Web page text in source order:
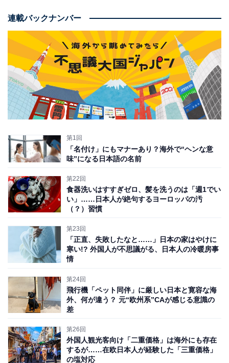
く、カロリーを抑えつつ味わいや食感を存分に楽しめる
ものが豊富に見受けられます。
こと上生菓子に関しては、季節の風物を美しい色彩とフ
ォルムで見事に表現するさまが、まさに洗練の極致。ヨ
ーロッパでも旬の素材を意匠に取り入れたかわいらしい
は類を見ません。
の「デメル」でパティシエをしていた友人に和菓子類の
写真を見せたところ、あまりの風流さに「その写真を送
って！」と何度も懇願されたことがあります。
ヨーロッパ菓子界隈の第一人者をもとりこにする和菓子
は、大変魅力が深いのだと言えるでしょう。
連載バックナンバー
第1回
「名付け」にもマナーあり？海外で“ヘンな意
味”になる日本語の名前
第22回
食器洗いはすすぎゼロ、髪を洗うのは「週1でい
い」……日本人が絶句するヨーロッパの汚
（？）習慣
第23回
「正直、失敗したなと……」日本の家はやけに
寒い!? 外国人が不思議がる、日本人の冷暖房事
情
第24回
飛行機「ペット同伴」に厳しい日本と寛容な海
外、何が違う？ 元“欧州系”CAが感じる意識の
差
第26回
外国人観光客向け「二重価格」は海外にも存在
するが……在欧日本人が経験した「三重価格」
の塩対応